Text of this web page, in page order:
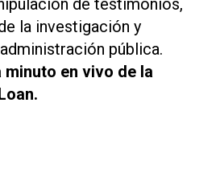
la investigación y
pública.
minuto en vivo de la